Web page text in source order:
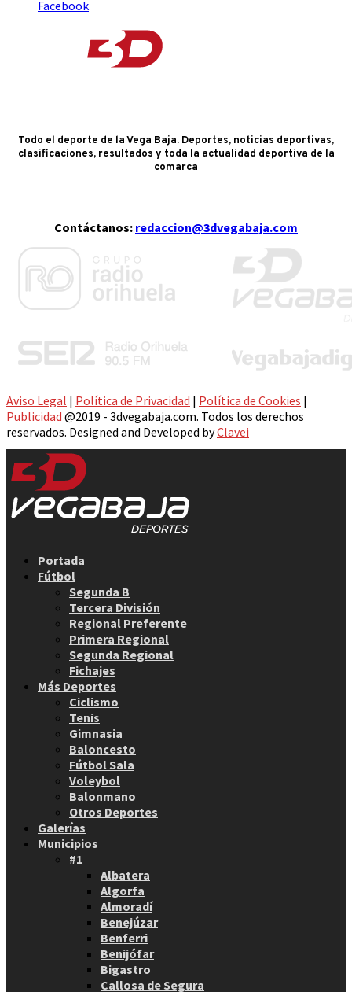
Facebook
Todo el deporte de la Vega Baja. Deportes, noticias deportivas,
clasificaciones, resultados y toda la actualidad deportiva de la
comarca
Contáctanos: redaccion@3dvegabaja.com
Aviso Legal | Política de Privacidad | Política de Cookies |
Publicidad @2019 - 3dvegabaja.com. Todos los derechos
reservados. Designed and Developed byClavei
Portada
Fútbol
Segunda B
Tercera División
Regional Preferente
Primera Regional
Segunda Regional
Fichajes
Más Deportes
Ciclismo
Tenis
Gimnasia
Baloncesto
Fútbol Sala
Voleybol
Balonmano
Otros Deportes
Galerías
Municipios
#1
Albatera
Algorfa
Almoradí
Benejúzar
Benferri
Benijófar
Bigastro
Callosa de Segura